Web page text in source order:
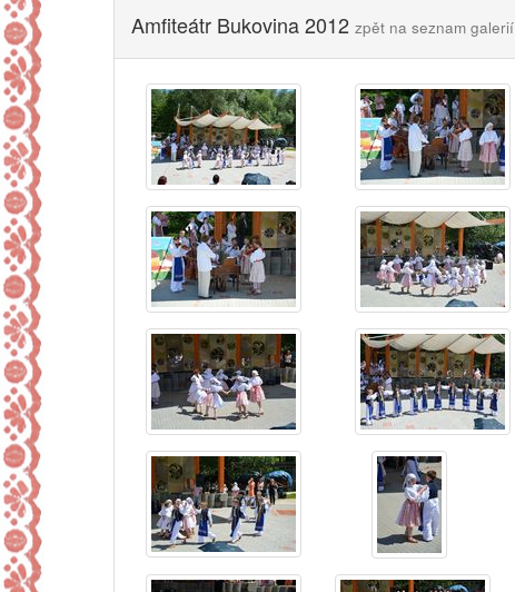
Amfiteátr Bukovina 2012 zpět na seznam galerií